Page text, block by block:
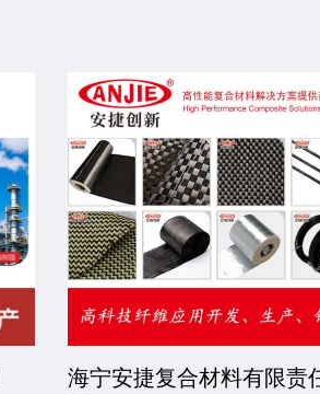
海宁安捷复合材料有限责